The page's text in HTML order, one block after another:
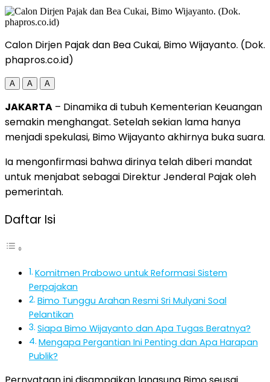
Calon Dirjen Pajak dan Bea Cukai, Bimo Wijayanto. (Dok.
phapros.co.id)
A A A
JAKARTA – Dinamika di tubuh Kementerian Keuangan
semakin menghangat. Setelah sekian lama hanya
menjadi spekulasi, Bimo Wijayanto akhirnya buka suara.
Ia mengonfirmasi bahwa dirinya telah diberi mandat
untuk menjabat sebagai Direktur Jenderal Pajak oleh
pemerintah.
Daftar Isi
Komitmen Prabowo untuk Reformasi Sistem
Perpajakan
Bimo Tunggu Arahan Resmi Sri Mulyani Soal
Pelantikan
Siapa Bimo Wijayanto dan Apa Tugas Beratnya?
Mengapa Pergantian Ini Penting dan Apa Harapan
Publik?